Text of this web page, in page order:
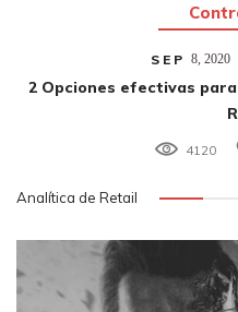
SEP 8, 2020
2 Opciones efectivas
4120
Analítica de Retail